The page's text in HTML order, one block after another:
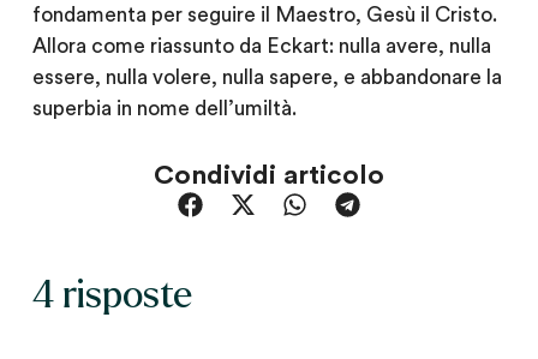
fondamenta per seguire il Maestro, Gesù il Cristo.
Allora come riassunto da Eckart: nulla avere, nulla
essere, nulla volere, nulla sapere, e abbandonare la
superbia in nome dell’umiltà.
Condividi articolo
4 risposte